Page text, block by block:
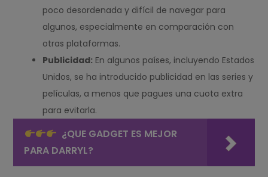
poco desordenada y difícil de navegar para
algunos, especialmente en comparación con
otras plataformas.
Publicidad: En algunos países, incluyendo Estados
Unidos, se ha introducido publicidad en las series y
películas, a menos que pagues una cuota extra
para evitarla.
¿QUE GADGET ES MEJOR
PARA DARRYL?